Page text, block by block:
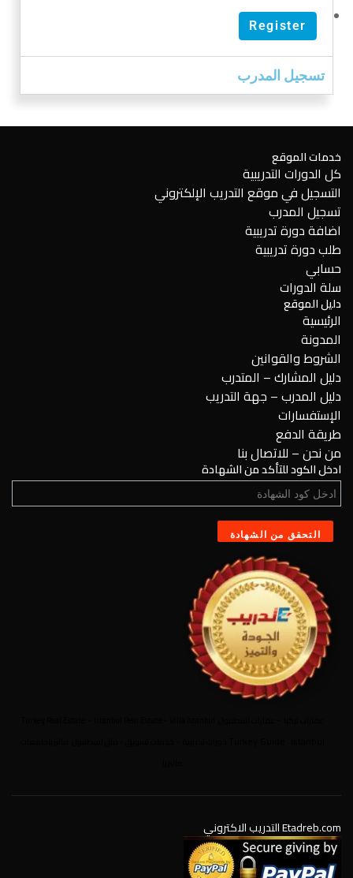
Register
تسجيل المدرب
خدمات الموقع
كل الدورات التدريبية
التسجيل في موقع التدريب الإلكتروني
تسجيل المدرب
اضافة دورة تدريبية
طلب دورة تدريبية
حسابي
سلة الدورات
دليل الموقع
الرئيسية
المدونة
الشروط والقوانين
دليل المشارك – المتدرب
دليل المدرب – جهة التدريب
الإستفسارات
طريقة الدفع
من نحن – للاتصال بنا
ادخل الكود للتأكد من الشهادة
Etadreb.com التدريب الاكتروني